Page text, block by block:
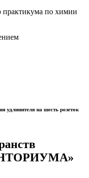
практикума по химии
удлинителя на шесть розеток